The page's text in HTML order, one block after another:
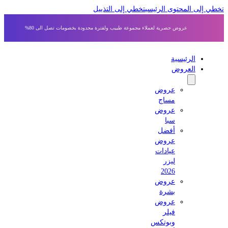
إلى المحتوى الرئيسي تخطي إلى التذييل
عروض حصرية لعملاء مجموعة طبيب ولفترة محدودة بخصومات تصل الى 80%
الرئيسية
العروض
عروض
مساج
عروض
أفضل
عروض
عيادات
2026
عروض
بشرة
عروض
وبوتكس